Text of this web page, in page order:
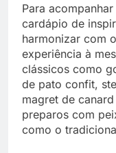
Para
cardápio de
harmonizar com
experiência à
clássicos como
de pato confit,
magret de
preparos com
como o